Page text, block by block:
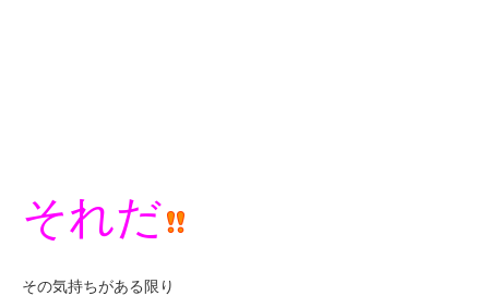
それだ
その気持ちがある限り